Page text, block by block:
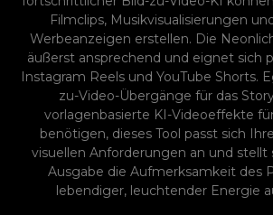
Filmclips, Musikvisualisierungen
Werbeanzeigen erstellen. Die
äußerst ansprechend und eignet sich
Instagram Reels und YouTube Shorts.
zu-Video-Übergänge für das
vorlagenbasierte KI-Videoeffekte
benötigen, dieses Tool passt sich
visuellen Anforderungen an und stellt
Ausgabe die Aufmerksamkeit des
lebendiger, leuchtender Energie